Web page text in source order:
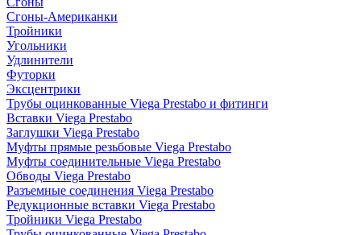
Сгоны-Американки
Тройники
Угольники
Удлинители
Футорки
Эксцентрики
Трубы оцинкованные Viega Prestabo и фитинги
Вставки Viega Prestabo
Заглушки Viega Prestabo
Муфты прямые резьбовые Viega Prestabo
Муфты соединительные Viega Prestabo
Обводы Viega Prestabo
Разъемные соединения Viega Prestabo
Редукционные вставки Viega Prestabo
Тройники Viega Prestabo